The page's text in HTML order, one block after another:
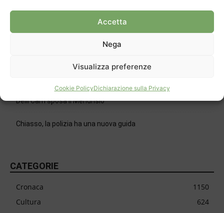
Accetta
Nega
Visualizza preferenze
Cookie PolicyDichiarazione sulla Privacy
Progetto bloccato, si rifanno i calcoli
Settant’anni di Sagra dell’Uva
Delli Carri sposa il Mendrisio
Chiasso, la polizia ha una nuova guida
CATEGORIE
Cronaca
1150
Cultura
624